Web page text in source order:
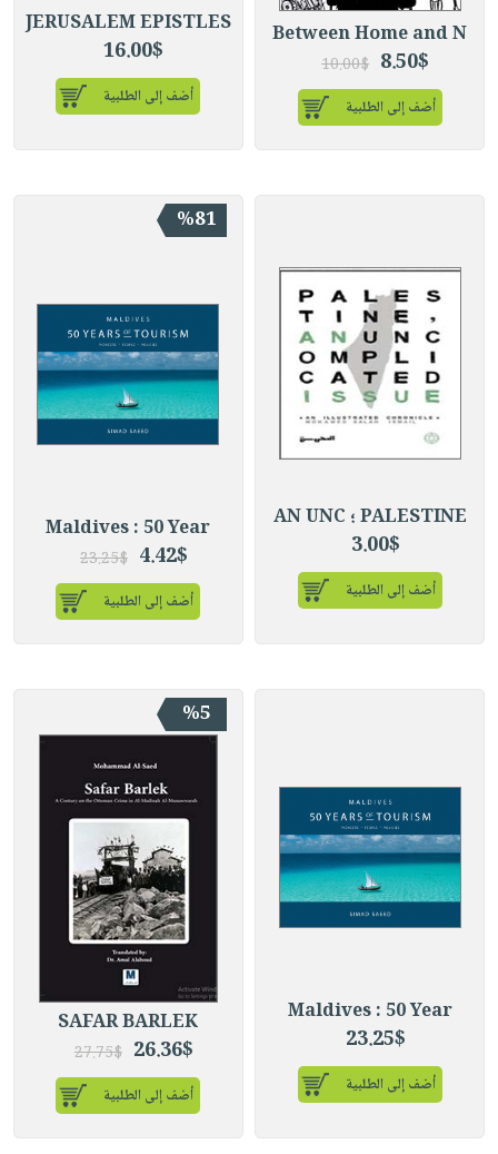
Between Home and N
8.50$
10.00$
أضف إلى الطلبية
JERUSALEM EPISTLES
16.00$
أضف إلى الطلبية
PALESTINE ؛ AN UNC
3.00$
أضف إلى الطلبية
%81
Maldives : 50 Year
4.42$
23.25$
أضف إلى الطلبية
Maldives : 50 Year
23.25$
أضف إلى الطلبية
%5
SAFAR BARLEK
26.36$
27.75$
أضف إلى الطلبية